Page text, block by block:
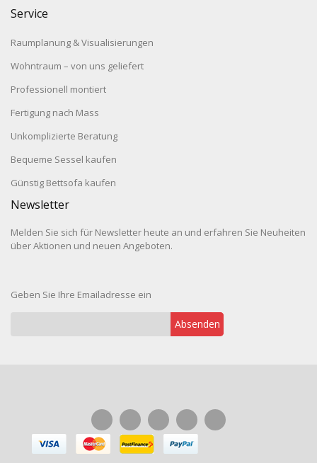
Service
Raumplanung & Visualisierungen
Wohntraum – von uns geliefert
Professionell montiert
Fertigung nach Mass
Unkomplizierte Beratung
Bequeme Sessel kaufen
Günstig Bettsofa kaufen
Newsletter
Melden Sie sich für Newsletter heute an und erfahren Sie Neuheiten
über Aktionen und neuen Angeboten.
Geben Sie Ihre Emailadresse ein
Absenden